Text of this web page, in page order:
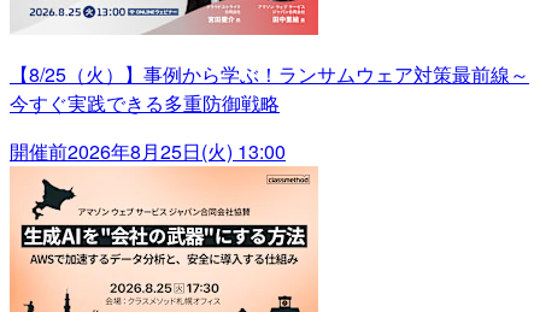
【8/25（火）】事例から学ぶ！ランサムウェア対策最前線～
今すぐ実践できる多重防御戦略
開催前2026年8月25日(火) 13:00